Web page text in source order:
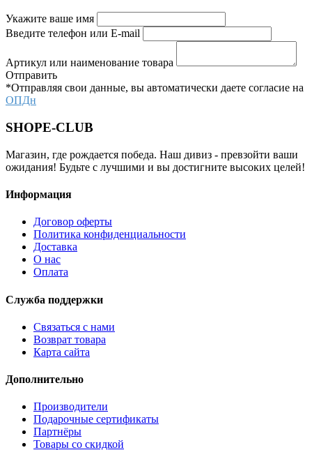
Укажите ваше имя
Введите телефон или E-mail
Артикул или наименование товара
Отправить
*Отправляя свои данные, вы автоматически даете согласие на
ОПДн
SHOPE-CLUB
Магазин, где рождается победа. Наш дивиз - превзойти ваши
ожидания! Будьте с лучшими и вы достигните высоких целей!
Информация
Договор оферты
Политика конфиденциальности
Доставка
О нас
Оплата
Служба поддержки
Связаться с нами
Возврат товара
Карта сайта
Дополнительно
Производители
Подарочные сертификаты
Партнёры
Товары со скидкой